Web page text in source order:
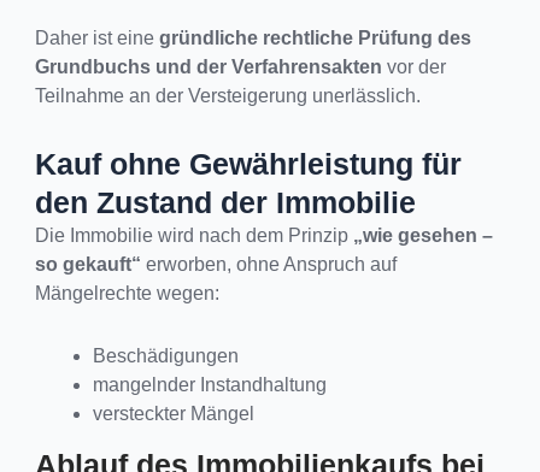
Daher ist eine gründliche rechtliche Prüfung des
Grundbuchs und der Verfahrensakten vor der
Teilnahme an der Versteigerung unerlässlich.
Kauf ohne Gewährleistung für
den Zustand der Immobilie
Die Immobilie wird nach dem Prinzip „wie gesehen –
so gekauft“ erworben, ohne Anspruch auf
Mängelrechte wegen:
Beschädigungen
mangelnder Instandhaltung
versteckter Mängel
Ablauf des Immobilienkaufs bei